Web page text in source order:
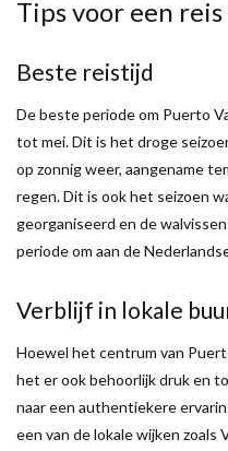
Tips voor een
Beste reistijd
De beste periode om Puerto
tot mei. Dit is het droge
op zonnig weer, aangename
regen. Dit is ook het seizoen
georganiseerd en de
periode om aan de
Verblijf in lokale
Hoewel het centrum van
het er ook behoorlijk druk en
naar een authentiekere
een van de lokale wijken zoals